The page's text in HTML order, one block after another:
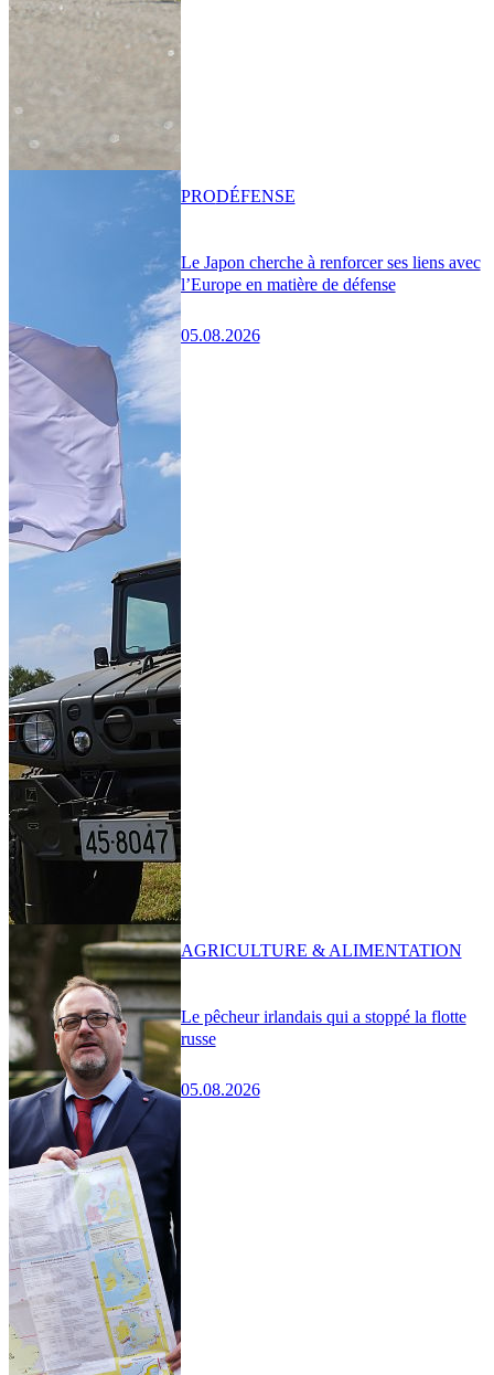
Le Japon cherche à renforcer ses liens avec
l’Europe en matière de défense
05.08.2026
PRODÉFENSE
Le pêcheur irlandais qui a stoppé la flotte
russe
05.08.2026
AGRICULTURE & ALIMENTATION